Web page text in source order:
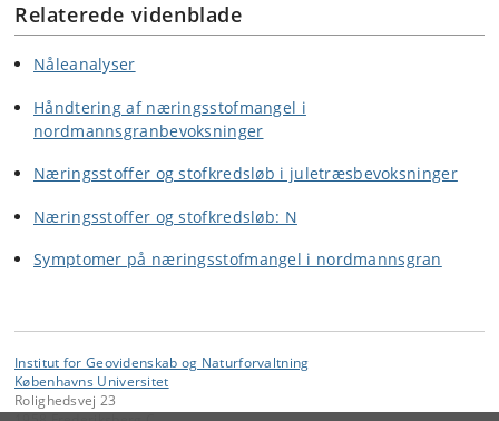
Relaterede videnblade
Nåleanalyser
Håndtering af næringsstofmangel i
nordmannsgranbevoksninger
Næringsstoffer og stofkredsløb i juletræsbevoksninger
Næringsstoffer og stofkredsløb: N
Symptomer på næringsstofmangel i nordmannsgran
Institut for Geovidenskab og Naturforvaltning
Københavns Universitet
Rolighedsvej 23